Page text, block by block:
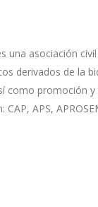
una asociación
derivados de la
como promoción
APS,